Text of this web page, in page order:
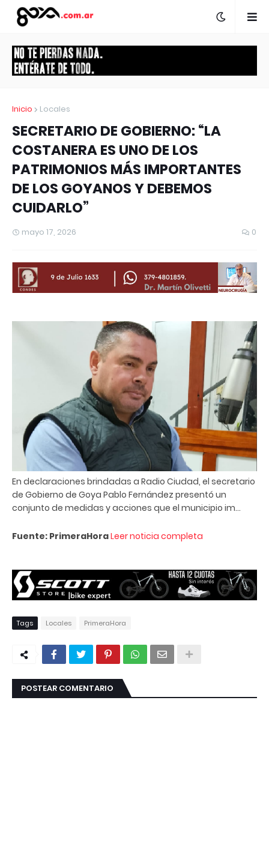
Inicio Locales
SECRETARIO DE GOBIERNO: “LA
COSTANERA ES UNO DE LOS
PATRIMONIOS MÁS IMPORTANTES
DE LOS GOYANOS Y DEBEMOS
CUIDARLO”
mayo 17, 2026 0
En declaraciones brindadas a Radio Ciudad, el secretario
de Gobierno de Goya Pablo Fernández presentó un
conjunto de medidas y acciones que el municipio im...
Fuente: PrimeraHoraLeer noticia completa
Tags Locales PrimeraHora
POSTEAR COMENTARIO